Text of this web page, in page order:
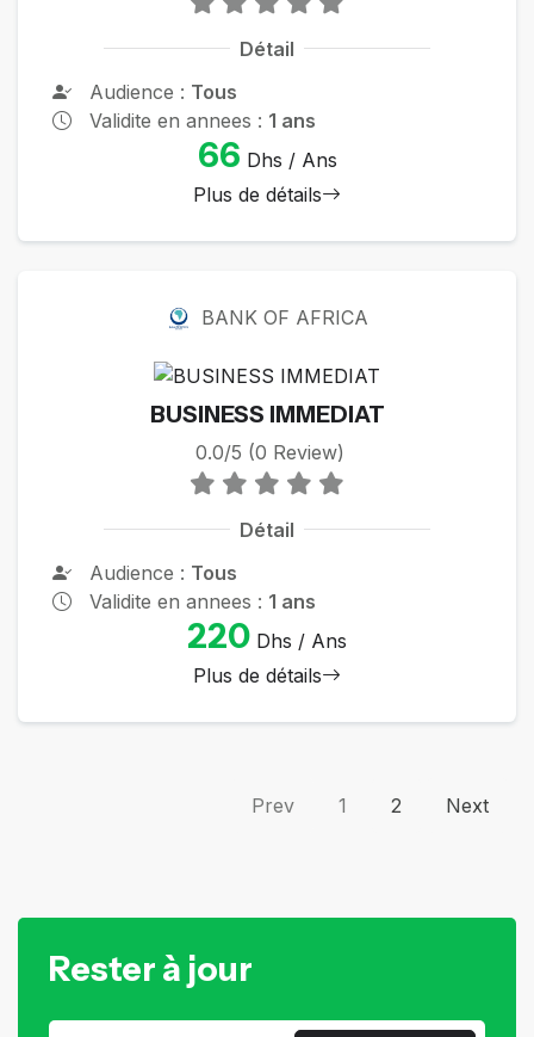
Détail
Audience : Tous
Validite en annees : 1 ans
66 Dhs / Ans
Plus de détails
BANK OF AFRICA
BUSINESS IMMEDIAT
0.0/5 (0 Review)
Détail
Audience : Tous
Validite en annees : 1 ans
220 Dhs / Ans
Plus de détails
Prev 1 2 Next
Rester à jour